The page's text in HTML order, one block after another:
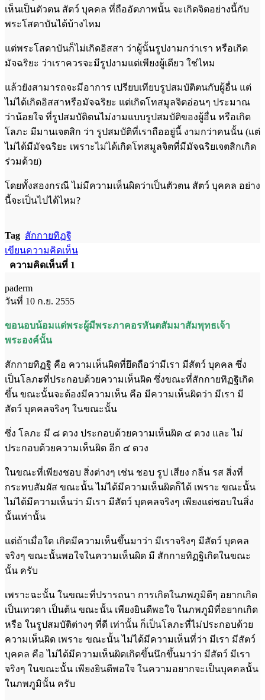
เห็นเป็นตัวตน สัตว์ บุคคล ที่ถืออัตภาพนั้น จะเกิดจิตอย่างนี้กับ
พระโสดาบันได้บ้างไหม
แต่พระโสดาบันก็ไม่เกิดอิสสา ว่าผู้นั้นรูปงามกว่าเรา หรือเกิด
มัจฉริยะ ว่าเราควรจะมีรูปงามแต่เพียงผู้เดียว ใช่ไหม
แล้วยังสามารถจะมีอาการ เปรียบเทียบรูปสมบัติตนกับผู้อื่น แต่
ไม่ได้เกิดอิสสาหรือมัจฉริยะ แต่เกิดโทสมูลจิตอ่อนๆ ประมาณ
ว่าน้อยใจ ที่รูปสมบัติตนไม่งามแบบรูปสมบัติของผู้อื่น หรือเกิด
โลภะ มีมานเจตสิก ว่า รูปสมบัติที่เราถืออยู่นี้ งามกว่าคนนั้น (แต่
ไม่ได้มีมัจฉริยะ เพราะไม่ได้เกิดโทสมูลจิตที่มีมัจฉริยเจตสิกเกิด
ร่วมด้วย)
โดยทั้งสองกรณี ไม่มีความเห็นผิดว่าเป็นตัวตน สัตว์ บุคคล อย่าง
นี้จะเป็นไปได้ไหม?
Tag สักกายทิฏฐิ
เขียนความคิดเห็น
ความคิดเห็นที่ 1
paderm
วันที่ 10 ก.ย. 2555
ขอนอบน้อมแด่พระผู้มีพระภาคอรหันตสัมมาสัมพุทธเจ้า
พระองค์นั้น
สักกายทิฏฐิ คือ ความเห็นผิดที่ยึดถือว่ามีเรา มีสัตว์ บุคคล ซึ่ง
เป็นโลภะที่ประกอบด้วยความเห็นผิด ซึ่งขณะที่สักกายทิฏฐิเกิด
ขึ้น ขณะนั้นจะต้องมีความเห็น คือ มีความเห็นผิดว่า มีเรา มี
สัตว์ บุคคลจริงๆ ในขณะนั้น
ซึ่ง โลภะ มี ๘ ดวง ประกอบด้วยความเห็นผิด ๔ ดวง และ ไม่
ประกอบด้วยความเห็นผิด อีก ๔ ดวง
ในขณะที่เพียงชอบ สิ่งต่างๆ เช่น ชอบ รูป เสียง กลิ่น รส สิ่งที่
กระทบสัมผัส ขณะนั้น ไม่ได้มีความเห็นผิดก็ได้ เพราะ ขณะนั้น
ไม่ได้มีความเห็นว่า มีเรา มีสัตว์ บุคคลจริงๆ เพียงแต่ชอบในสิ่ง
นั้นเท่านั้น
แต่ถ้าเมื่อใด เกิดมีความเห็นขึ้นมาว่า มีเราจริงๆ มีสัตว์ บุคคล
จริงๆ ขณะนั้นพอใจในความเห็นผิด มี สักกายทิฏฐิเกิดในขณะ
นั้น ครับ
เพราะฉะนั้น ในขณะที่ปรารถนา การเกิดในภพภูมิดีๆ อยากเกิด
เป็นเทวดา เป็นต้น ขณะนั้น เพียงยินดีพอใจ ในภพภูมิที่อยากเกิด
หรือ ในรูปสมบัติต่างๆ ที่ดี เท่านั้น ก็เป็นโลภะที่ไม่ประกอบด้วย
ความเห็นผิด เพราะ ขณะนั้น ไม่ได้มีความเห็นที่ว่า มีเรา มีสัตว์
บุคคล คือ ไม่ได้มีความเห็นผิดเกิดขึ้นนึกขึ้นมาว่า มีสัตว์ มีเรา
จริงๆ ในขณะนั้น เพียงยินดีพอใจ ในความอยากจะเป็นบุคคลนั้น
ในภพภูมินั้น ครับ